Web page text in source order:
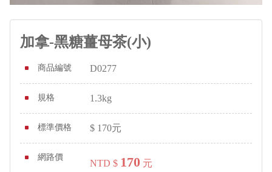
加拿-黑糖薑母茶(小)
商品編號 D0277
規格 1.3kg
標準價格 $ 170元
網路價
NTD $ 170 元